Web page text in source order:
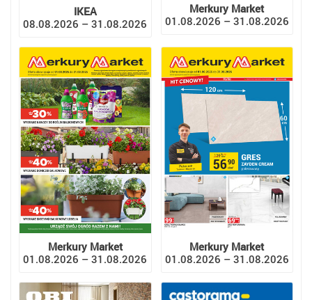
IKEA
08.08.2026 – 31.08.2026
Merkury Market
01.08.2026 – 31.08.2026
Merkury Market
01.08.2026 – 31.08.2026
Merkury Market
01.08.2026 – 31.08.2026